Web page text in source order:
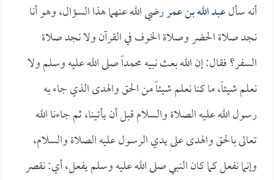
أنه سألعبد الله بن عمررضي الله عنهما هذا السؤال، وهو أنا
نجد صلاة الحضر وصلاة الخوف في القرآن ولا نجد صلاة
السفر؟ فقال: إن الله بعث نبيه محمداً صلى الله عليه وسلم ولا
نعلم شيئاً، ما كنا نعلم شيئاً من الحق والهدى الذي جاء به
رسول الله عليه الصلاة والسلام قبل أن يأتينا، ثم جاءنا الله
تعالى بالحق والهدى على يدي الرسول عليه الصلاة والسلام،
وإنما نفعل كما كان النبي صلى الله عليه وسلم يفعل، أي: نقصر